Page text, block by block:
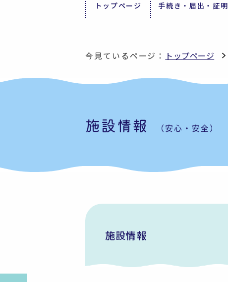
トップページ 手続き・届出・証明
今見ているページ： トップページ
施設情報 （安心・安全）
施設情報